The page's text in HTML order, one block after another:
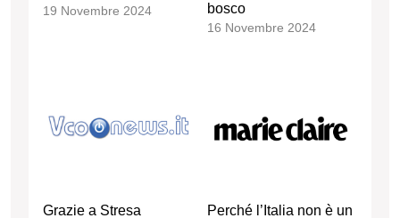
19 Novembre 2024
bosco
16 Novembre 2024
Grazie a Stresa Perché l’Italia non è un